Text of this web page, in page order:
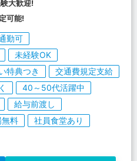
大歓迎!
可能!
勤可
未経験OK
特典つき
交通費規定支給
40～50代活躍中
給与前渡し
料
社員食堂あり